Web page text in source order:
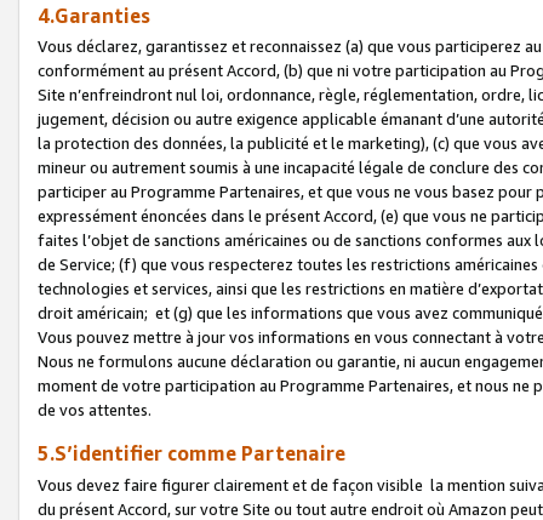
4.Garanties
Vous déclarez, garantissez et reconnaissez (a) que vous participerez
conformément au présent Accord, (b) que ni votre participation au
Site n’enfreindront nul loi, ordonnance, règle, réglementation, ordre,
jugement, décision ou autre exigence applicable émanant d’une
la protection des données, la publicité et le marketing), (c) que vous
mineur ou autrement soumis à une incapacité légale de conclure des
participer au Programme Partenaires, et que vous ne vous basez
expressément énoncées dans le présent Accord, (e) que vous ne
faites l’objet de sanctions américaines ou de sanctions conformes
de Service; (f) que vous respecterez toutes les restrictions
technologies et services, ainsi que les restrictions en matière
droit américain; et (g) que les informations que vous avez
Vous pouvez mettre à jour vos informations en vous connectant à
Nous ne formulons aucune déclaration ou garantie, ni aucun
moment de votre participation au Programme Partenaires, et nous
de vos attentes.
5.S’identifier comme Partenaire
Vous devez faire figurer clairement et de façon visible la mention
du présent Accord, sur votre Site ou tout autre endroit où Amazon